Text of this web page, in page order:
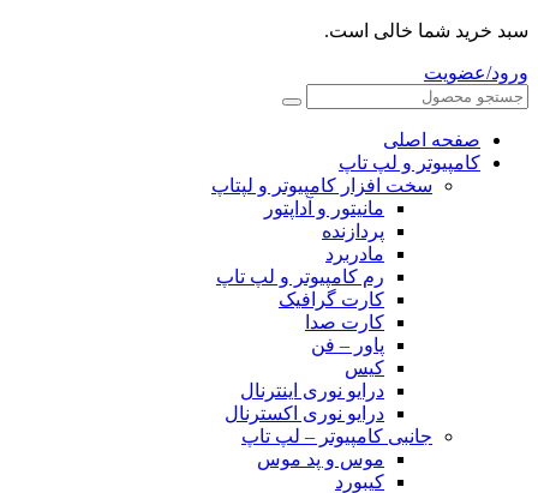
سبد خرید شما خالی است.
ورود/عضویت
صفحه اصلی
کامپیوتر و‌‌‌‌‌ لپ تاپ
سخت افزار کامپیوتر و لپتاپ
مانیتور و آداپتور
پردازنده
مادربرد
رم کامپیوتر و لپ تاپ
کارت گرافیک
کارت صدا
پاور – فن
کیس
درایو نوری اینترنال
درایو نوری اکسترنال
جانبی کامپیوتر – لپ تاپ
موس و پد موس
کیبورد